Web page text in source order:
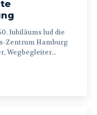
Zentrum Hamburg
Wegbegleiter...